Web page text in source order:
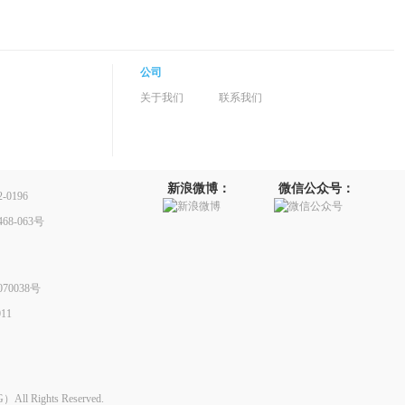
公司
关于我们
联系我们
0196
063号
号
新浪微博： 微信公众号：
All Rights Reserved.